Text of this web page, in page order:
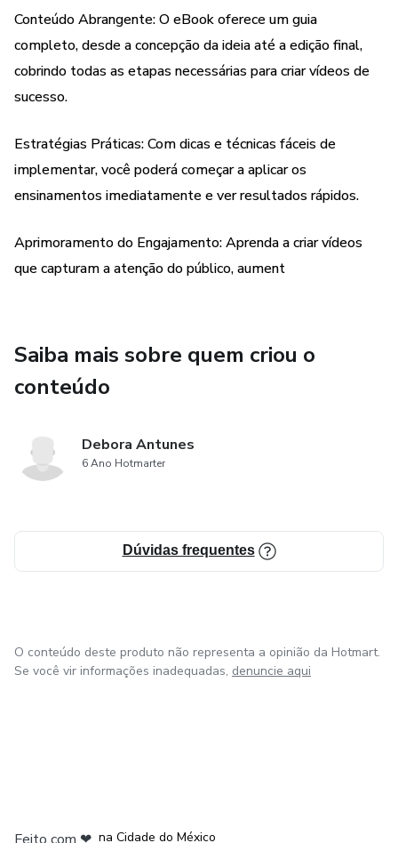
Conteúdo Abrangente: O eBook oferece um guia
completo, desde a concepção da ideia até a edição final,
cobrindo todas as etapas necessárias para criar vídeos de
sucesso.
Estratégias Práticas: Com dicas e técnicas fáceis de
implementar, você poderá começar a aplicar os
ensinamentos imediatamente e ver resultados rápidos.
Aprimoramento do Engajamento: Aprenda a criar vídeos
que capturam a atenção do público, aument
Saiba mais sobre quem criou o
conteúdo
Debora Antunes
6 Ano Hotmarter
Dúvidas frequentes
O conteúdo deste produto não representa a opinião da Hotmart.
Se você vir informações inadequadas, denuncie aqui
na Cidade do México